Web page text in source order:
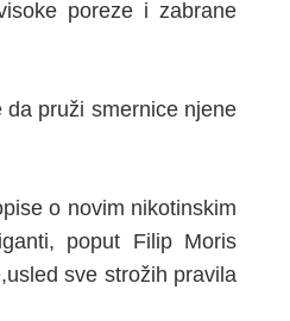
poreze i zabrane
pruži smernice njene
o novim nikotinskim
poput Filip Moris
sve strožih pravila